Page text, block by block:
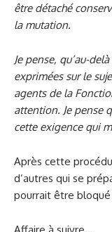
être détaché
la mutation.
Je pense, qu’au-
exprimées sur le
agents de la
attention. Je pense
cette exigence qui
Après cette
d’autres qui se
pourrait être